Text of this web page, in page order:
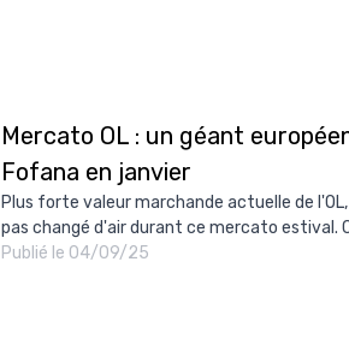
Mercato OL : un géant
Fofana en janvier
Plus forte valeur marchande actuelle de
pas changé d'air durant ce mercato estival.
Publié le 04/09/25